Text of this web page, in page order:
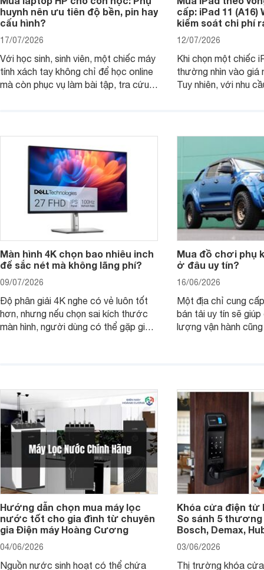
huynh nên ưu tiên độ bền, pin hay
cấu hình?
17/07/2026
Với học sinh, sinh viên, một chiếc máy
tính xách tay không chỉ để học online
mà còn phục vụ làm bài tập, tra cứu,
thay vì chỉ so sánh cấu hình trên giấy.
cấp: iPad 11 (A16)
kiểm soát chi phí
12/07/2026
Khi chọn một chiếc
thường nhìn vào
Tuy nhiên, với nhu
không, dùng được
Màn hình 4K chọn bao nhiêu inch
để sắc nét mà không lãng phí?
09/07/2026
Độ phân giải 4K nghe có vẻ luôn tốt
hơn, nhưng nếu chọn sai kích thước
màn hình, người dùng có thể gặp giao
Mua đồ chơi phụ
ở đâu uy tín?
16/06/2026
Một địa chỉ cung
bán tải uy tín sẽ
lượng vận hành
Hướng dẫn chọn mua máy lọc
nước tốt cho gia đình từ chuyên
gia Điện máy Hoàng Cương
04/06/2026
Nguồn nước sinh hoạt có thể chứa
Khóa cửa điện tử
So sánh 5 thương
Bosch, Demax,
03/06/2026
Thị trường khóa